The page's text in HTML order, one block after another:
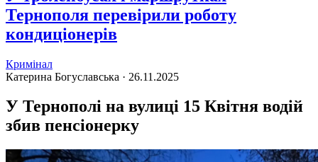
Тернополя перевірили роботу
кондиціонерів
Кримінал
Катерина Богуславська · 26.11.2025
У Тернополі на вулиці 15 Квітня водій
збив пенсіонерку